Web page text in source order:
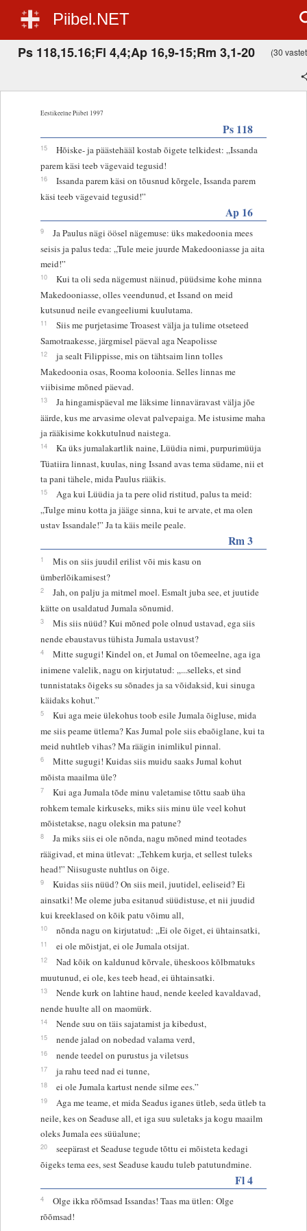
Piibel.NET
Ps 118,15.16;Fl 4,4;Ap 16,9-15;Rm 3,1-20 (30
Eestikeelne Piibel 1997
Ps 118
15
Hõiske- ja päästehääl kostab õigete telkidest: „Issanda
parem käsi teeb vägevaid tegusid!
16
Issanda parem käsi on tõusnud kõrgele, Issanda parem
käsi teeb vägevaid tegusid!”
Ap 16
9
Ja Paulus nägi öösel nägemuse: üks makedoonia mees
seisis ja palus teda: „Tule meie juurde Makedooniasse ja aita
meid!”
10
Kui ta oli seda nägemust näinud, püüdsime kohe minna
Makedooniasse, olles veendunud, et Issand on meid
kutsunud neile evangeeliumi kuulutama.
11
Siis me purjetasime Troasest välja ja tulime otseteed
Samotraakesse, järgmisel päeval aga Neapolisse
12
ja sealt Filippisse, mis on tähtsaim linn tolles
Makedoonia osas, Rooma koloonia. Selles linnas me
viibisime mõned päevad.
13
Ja hingamispäeval me läksime linnaväravast välja jõe
äärde, kus me arvasime olevat palvepaiga. Me istusime maha
ja rääkisime kokkutulnud naistega.
14
Ka üks jumalakartlik naine, Lüüdia nimi, purpurimüüja
Tüatiira linnast, kuulas, ning Issand avas tema südame, nii et
ta pani tähele, mida Paulus rääkis.
15
Aga kui Lüüdia ja ta pere olid ristitud, palus ta meid:
„Tulge minu kotta ja jääge sinna, kui te arvate, et ma olen
ustav Issandale!” Ja ta käis meile peale.
Rm 3
1
Mis on siis juudil erilist või mis kasu on
ümberlõikamisest?
2
Jah, on palju ja mitmel moel. Esmalt juba see, et juutide
kätte on usaldatud Jumala sõnumid.
3
Mis siis nüüd? Kui mõned pole olnud ustavad, ega siis
nende ebaustavus tühista Jumala ustavust?
4
Mitte sugugi! Kindel on, et Jumal on tõemeelne, aga iga
inimene valelik, nagu on kirjutatud: „...selleks, et sind
tunnistataks õigeks su sõnades ja sa võidaksid, kui sinuga
käidaks kohut.”
5
Kui aga meie ülekohus toob esile Jumala õigluse, mida
me siis peame ütlema? Kas Jumal pole siis ebaõiglane, kui ta
meid nuhtleb vihas? Ma räägin inimlikul pinnal.
6
Mitte sugugi! Kuidas siis muidu saaks Jumal kohut
mõista maailma üle?
7
Kui aga Jumala tõde minu valetamise tõttu saab üha
rohkem temale kirkuseks, miks siis minu üle veel kohut
mõistetakse, nagu oleksin ma patune?
8
Ja miks siis ei ole nõnda, nagu mõned mind teotades
räägivad, et mina ütlevat: „Tehkem kurja, et sellest tuleks
head!” Niisuguste nuhtlus on õige.
9
Kuidas siis nüüd? On siis meil, juutidel, eeliseid? Ei
ainsatki! Me oleme juba esitanud süüdistuse, et nii juudid
kui kreeklased on kõik patu võimu all,
10 nõnda nagu on kirjutatud: „Ei ole õiget, ei ühtainsatki,
11 ei ole mõistjat, ei ole Jumala otsijat.
12
Nad kõik on kaldunud kõrvale, üheskoos kõlbmatuks
muutunud, ei ole, kes teeb head, ei ühtainsatki.
13
Nende kurk on lahtine haud, nende keeled kavaldavad,
nende huulte all on maomürk.
14 Nende suu on täis sajatamist ja kibedust,
15 nende jalad on nobedad valama verd,
16 nende teedel on purustus ja viletsus
17 ja rahu teed nad ei tunne,
18 ei ole Jumala kartust nende silme ees.”
19
Aga me teame, et mida Seadus iganes ütleb, seda ütleb ta
neile, kes on Seaduse all, et iga suu suletaks ja kogu maailm
oleks Jumala ees süüalune;
20
seepärast et Seaduse tegude tõttu ei mõisteta kedagi
õigeks tema ees, sest Seaduse kaudu tuleb patutundmine.
Fl 4
4
Olge ikka rõõmsad Issandas! Taas ma ütlen: Olge
rõõmsad!